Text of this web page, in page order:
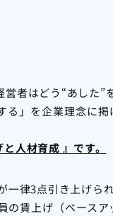
者はどう“あした”
る」を企業理念に
人材育成 』です。
律3点引き上げられ
の賃上げ（ベース